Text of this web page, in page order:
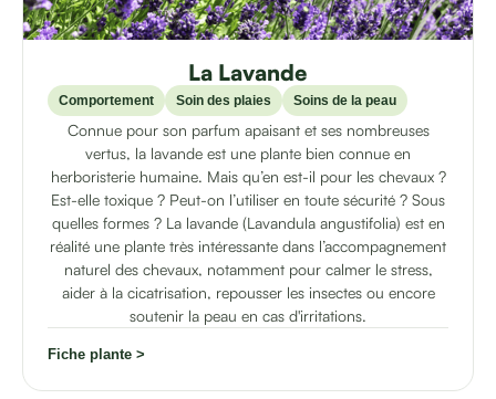
La Lavande
Comportement Soin des plaies Soins de la peau
Connue pour son parfum apaisant et ses nombreuses
vertus, la lavande est une plante bien connue en
herboristerie humaine. Mais qu’en est-il pour les chevaux ?
Est-elle toxique ? Peut-on l’utiliser en toute sécurité ? Sous
quelles formes ? La lavande (Lavandula angustifolia) est en
réalité une plante très intéressante dans l’accompagnement
naturel des chevaux, notamment pour calmer le stress,
aider à la cicatrisation, repousser les insectes ou encore
soutenir la peau en cas d'irritations.
Fiche plante >